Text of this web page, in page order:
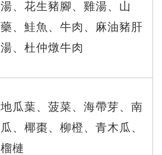
湯、花生豬腳、雞湯、山
藥、鮭魚、牛肉、麻油豬肝
湯、杜仲燉牛肉
地瓜葉、菠菜、海帶芽、南
瓜、椰棗、柳橙、青木瓜、
榴槤